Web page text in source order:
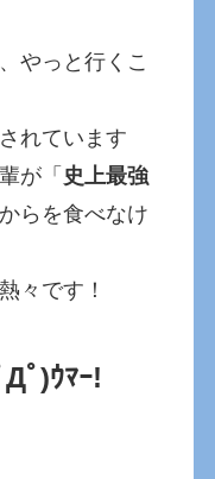
やっと行くこ
れています
が「 史上最強
らを食べなけ
々です！
Дﾟ)ｳﾏｰ!